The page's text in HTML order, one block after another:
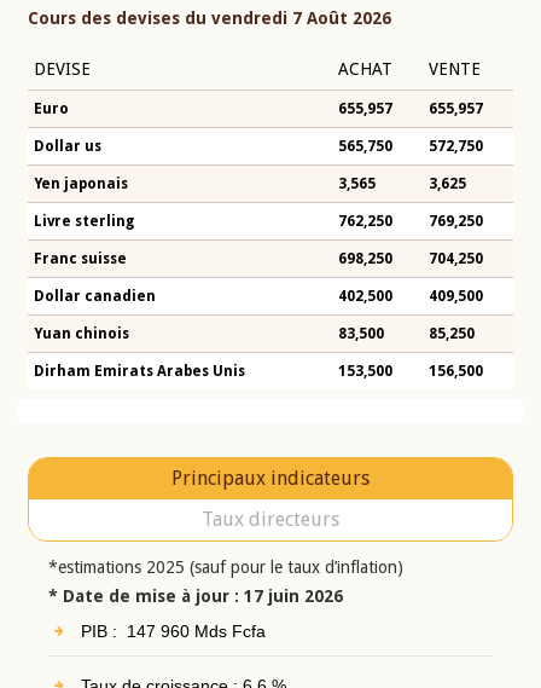
Cours des devises du vendredi 7 Août 2026
DEVISE ACHAT VENTE
Euro 655,957 655,957
Dollar us 565,750 572,750
Yen japonais 3,565 3,625
Livre sterling 762,250 769,250
Franc suisse 698,250 704,250
Dollar canadien 402,500 409,500
Yuan chinois 83,500 85,250
Dirham Emirats Arabes Unis 153,500 156,500
Principaux indicateurs
Taux directeurs
*estimations 2025 (sauf pour le taux d’inflation)
* Date de mise à jour : 17 juin 2026
PIB : 147 960 Mds Fcfa